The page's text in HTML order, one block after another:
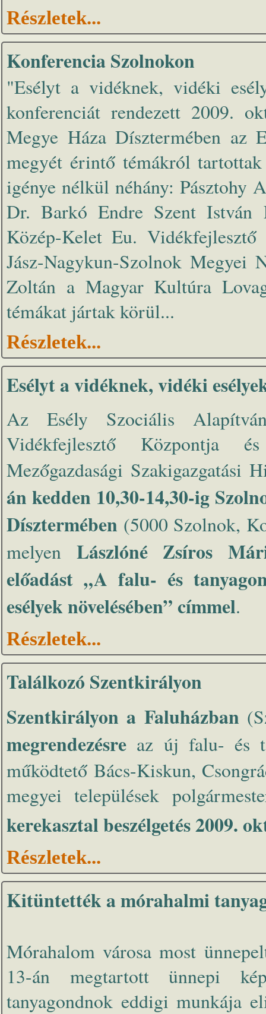
Részletek...
Konferencia Szolnokon
"Esélyt a vidéknek, vidéki
konferenciát rendezett 2009.
Megye Háza Dísztermében az
megyét érintő témákról
igénye nélkül néhány:
Dr. Barkó Endre Szent István
Közép-Kelet Eu.
Jász-Nagykun-Szolnok Megyei
Zoltán a Magyar Kultúra
témákat jártak körül...
Részletek...
Esélyt a vidéknek, vidéki
Az Esély Szociális
Vidékfejlesztő Központja
Mezőgazdasági Szakigazgatási
án kedden 10,30-14,30-ig
Dísztermében (5000 Szolnok,
melyen Lászlóné Zsíros
előadást „A falu- és
esélyek növelésében” címmel.
Részletek...
Találkozó Szentkirályon
Szentkirályon a Faluházban
megrendezésre az új falu- és
működtető Bács-Kiskun,
megyei települések
kerekasztal beszélgetés 2009.
Részletek...
Kitüntették a mórahalmi
Mórahalom városa most
13-án megtartott ünnepi
tanyagondnok eddigi munkája